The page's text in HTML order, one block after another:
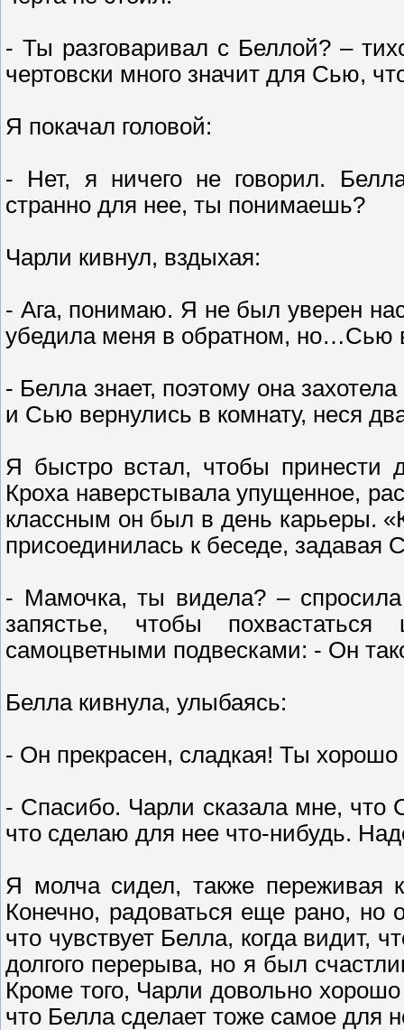
- Ты разговаривал с Беллой? –
чертовски много значит для Сью,
Я покачал головой:
- Нет, я ничего не говорил.
странно для нее, ты понимаешь?
Чарли кивнул, вздыхая:
- Ага, понимаю. Я не был уверен
убедила меня в обратном, но…Сью
- Белла знает, поэтому она
и Сью вернулись в комнату, неся
Я быстро встал, чтобы принести
Кроха наверстывала упущенное,
классным он был в день карьеры.
присоединилась к беседе,
- Мамочка, ты видела? – спросила
запястье, чтобы
самоцветными подвесками: - Он
Белла кивнула, улыбаясь:
- Он прекрасен, сладкая! Ты
- Спасибо. Чарли сказала мне, что
что сделаю для нее что-нибудь.
Я молча сидел, также переживая
Конечно, радоваться еще рано, но
что чувствует Белла, когда видит,
долгого перерыва, но я был
Кроме того, Чарли довольно
что Белла сделает тоже самое для